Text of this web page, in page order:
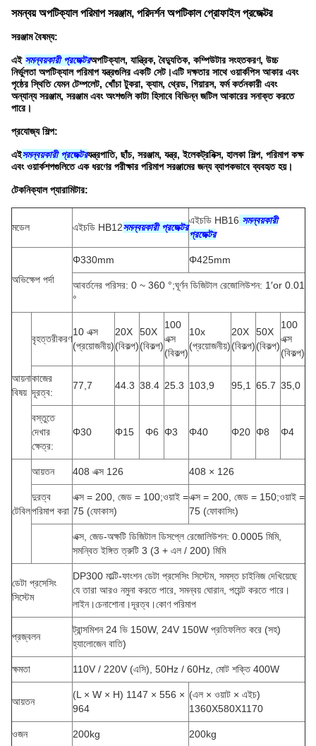
সমন্বয় অপটিক্যাল পরিমাপ সরঞ্জাম, পরিদর্শন অপটিকাল প্রোফাইল প্রজেক্টর
সরঞ্জাম বৈষম্য:
এই সমন্বয়কারী প্রজেক্টরঅপটিক্যাল, যান্ত্রিক, বৈদ্যুতিক, কম্পিউটার সংহতকরণ, উচ্চ
নির্ভুলতা অপটিক্যাল পরিমাপ যন্ত্রগুলির একটি সেট।এটি দক্ষতার সাথে ওয়ার্কপিস আকার এবং
পৃষ্ঠের স্থিতি যেমন টেম্পলেট, খোঁচা টুকরা, ক্যাম, থ্রেড, গিয়ারস, ফর্ম কর্তনকারী এবং
অন্যান্য সরঞ্জাম, সরঞ্জাম এবং অংশগুলি কাটা হিসাবে বিভিন্ন জটিল আকারের সনাক্ত করতে
পারে।
প্রযোজ্য শিল্প:
এইসমন্বয়কারী প্রজেক্টরযন্ত্রপাতি, ছাঁচ, সরঞ্জাম, যন্ত্র, ইলেকট্রনিক্স, হালকা শিল্প, পরিমাপ কক্ষ
এবং ওয়ার্কশপগুলিতে এক ধরণের পরীক্ষার পরিমাপ সরঞ্জামের জন্য ব্যাপকভাবে ব্যবহৃত হয়।
টেকনিক্যাল প্যারামিটার:
মডেল এইচডি HB12সমন্বয়কারী প্রজেক্টর
এইচডি HB16 সমন্বয়কারী
প্রজেক্টর
অভিক্ষেপ পর্দা
Φ330mm Φ425mm
আবর্তনের পরিসর: 0 ~ 360 °;ঘূর্ণন ডিজিটাল রেজোলিউশন: 1′or 0.01
°
আয়না
বিষয়
বৃহত্তরীকরণ
10 এক্স
(প্রয়োজনীয়)
20X
(বিকল্প)
50X
(বিকল্প)
100
এক্স
(বিকল্প)
10x
(প্রয়োজনীয়)
20X
(বিকল্প)
50X
(বিকল্প)
100
এক্স
(বিকল্প)
কাজের
দূরত্ব:
77,7 44.3 38.4 25.3 103,9 95,1 65.7 35,0
বস্তুতে
দেখার
ক্ষেত্র:
Φ30 Φ15 Φ6 Φ3 Φ40 Φ20 Φ8 Φ4
টেবিল
আয়তন 408 এক্স 126 408 × 126
দুরত্ব
পরিমাপ করা
এক্স = 200, জেড = 100;ওয়াই =
75 (ফোকাস)
এক্স = 200, জেড = 150;ওয়াই =
75 (ফোকাসিং)
এক্স, জেড-অক্ষটি ডিজিটাল ডিসপ্লে রেজোলিউশন: 0.0005 মিমি,
সমন্বিত ইঙ্গিত ত্রুটি 3 (3 + এল / 200) মিমি
ডেটা প্রসেসিং
সিস্টেম
DP300 মাল্টি-ফাংশন ডেটা প্রসেসিং সিস্টেম, সমস্ত চাইনিজ দেখিয়েছে
যে তারা আরও নমুনা করতে পারে, সমন্বয় ঘোরান, পয়েন্ট করতে পারে।
লাইন।চেনাশোনা।দূরত্ব।কোণ পরিমাপ
প্রজ্বলন
ট্রান্সমিশন 24 ভি 150W, 24V 150W প্রতিফলিত করে (সহ)
হ্যালোজেন বাতি)
ক্ষমতা 110V / 220V (এসি), 50Hz / 60Hz, মোট শক্তি 400W
আয়তন
(L × W × H) 1147 × 556 ×
964
(এল × ওয়াট × এইচ)
1360X580X1170
ওজন 200kg 200kg